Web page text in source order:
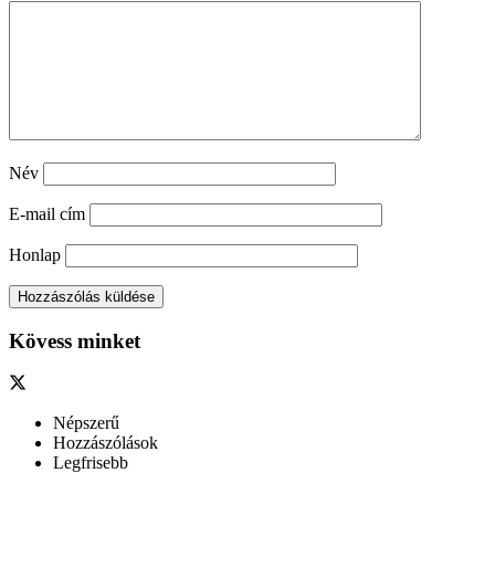
Név
E-mail cím
Honlap
Kövess minket
Népszerű
Hozzászólások
Legfrisebb